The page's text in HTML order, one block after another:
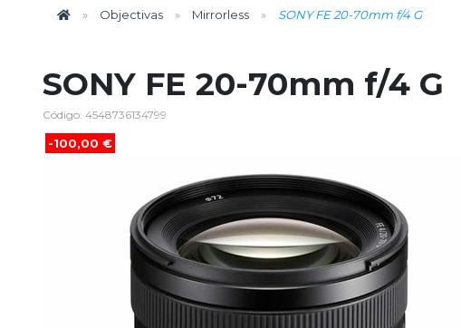
Objectivas Mirrorless SONY FE 20-70mm f/4 G
SONY FE 20-70mm f/4 G
Código: 4548736134799
-100,00 €